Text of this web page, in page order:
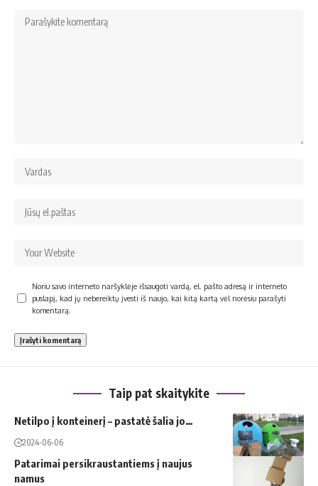
Noriu savo interneto naršyklėje išsaugoti vardą, el. pašto adresą ir interneto
puslapį, kad jų nebereiktų įvesti iš naujo, kai kitą kartą vėl norėsiu parašyti
komentarą.
Taip pat skaitykite
Netilpo į konteinerį – pastatė šalia jo…
2024-06-06
Patarimai persikraustantiems į naujus
namus